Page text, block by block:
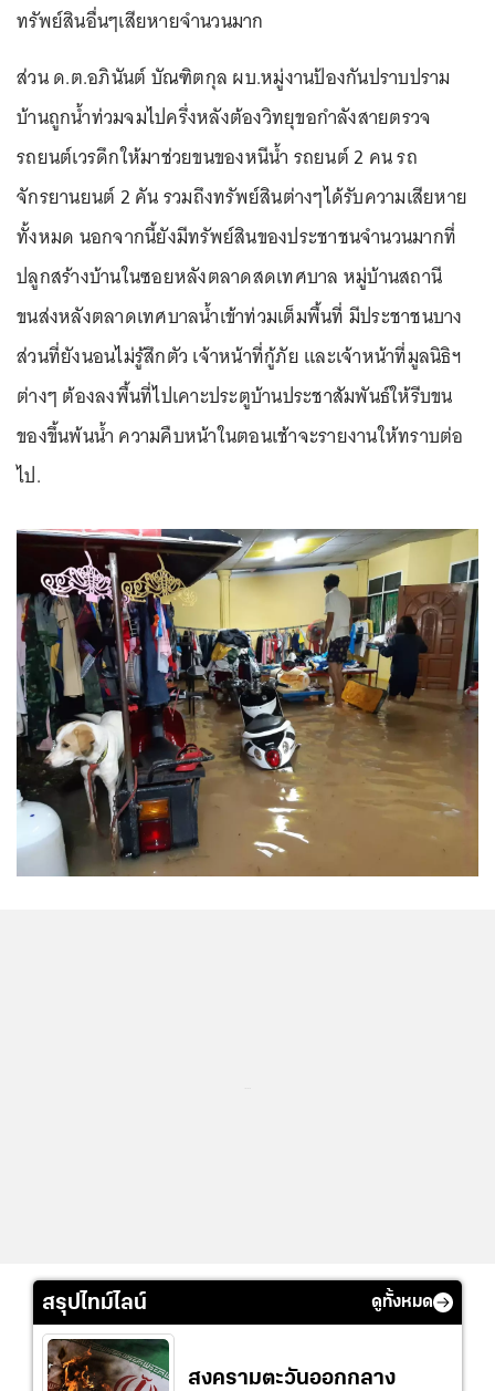
ทรัพย์สินอื่นๆเสียหายจำนวนมาก
ส่วน ด.ต.อภินันต์ บัณฑิตกุล ผบ.หมู่งานป้องกันปราบปราม
บ้านถูกน้ำท่วมจมไปครึ่งหลังต้องวิทยุขอกำลังสายตรวจ
รถยนต์เวรดึกให้มาช่วยขนของหนีน้ำ รถยนต์ 2 คน รถ
จักรยานยนต์ 2 คัน รวมถึงทรัพย์สินต่างๆได้รับความเสียหาย
ทั้งหมด นอกจากนี้ยังมีทรัพย์สินของประชาชนจำนวนมากที่
ปลูกสร้างบ้านในซอยหลังตลาดสดเทศบาล หมู่บ้านสถานี
ขนส่งหลังตลาดเทศบาลน้ำเข้าท่วมเต็มพื้นที่ มีประชาชนบาง
ส่วนที่ยังนอนไม่รู้สึกตัว เจ้าหน้าที่กู้ภัย และเจ้าหน้าที่มูลนิธิฯ
ต่างๆ ต้องลงพื้นที่ไปเคาะประตูบ้านประชาสัมพันธ์ให้รีบขน
ของขึ้นพ้นน้ำ ความคืบหน้าในตอนเช้าจะรายงานให้ทราบต่อ
ไป.
สรุปไทม์ไลน์ ดูทั้งหมด
สงครามตะวันออกกลาง